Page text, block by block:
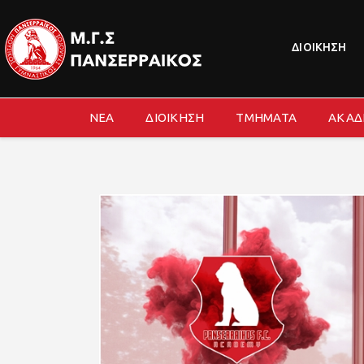
ΔΙΟΙΚΗΣΗ
ΝΕΑ ΔΙΟΙΚΗΣΗ ΤΜΗΜΑΤΑ